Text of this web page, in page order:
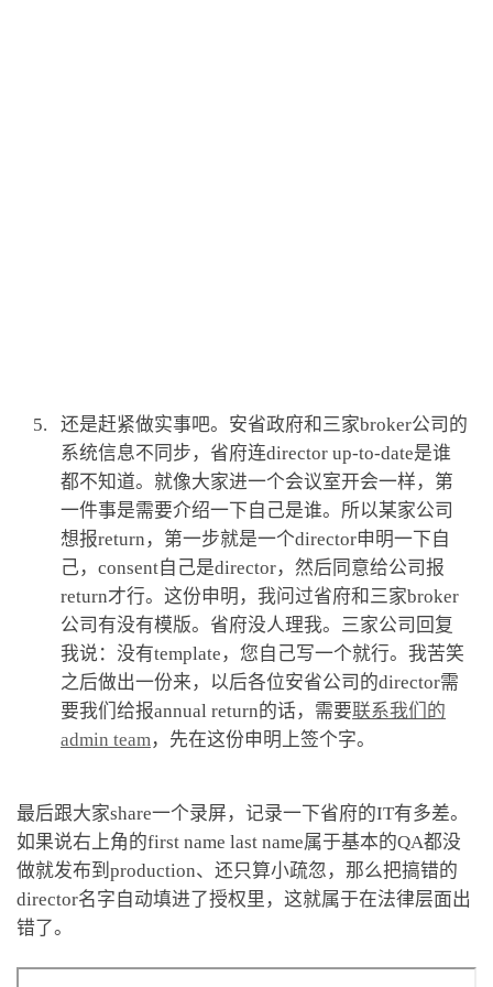
还是赶紧做实事吧。安省政府和三家broker公司的
系统信息不同步，省府连director up-to-date是谁
都不知道。就像大家进一个会议室开会一样，第
一件事是需要介绍一下自己是谁。所以某家公司
想报return，第一步就是一个director申明一下自
己，consent自己是director，然后同意给公司报
return才行。这份申明，我问过省府和三家broker
公司有没有模版。省府没人理我。三家公司回复
我说：没有template，您自己写一个就行。我苦笑
之后做出一份来，以后各位安省公司的director需
要我们给报annual return的话，需要联系我们的
admin team，先在这份申明上签个字。
最后跟大家share一个录屏，记录一下省府的IT有多差。
如果说右上角的first name last name属于基本的QA都没
做就发布到production、还只算小疏忽，那么把搞错的
director名字自动填进了授权里，这就属于在法律层面出
错了。